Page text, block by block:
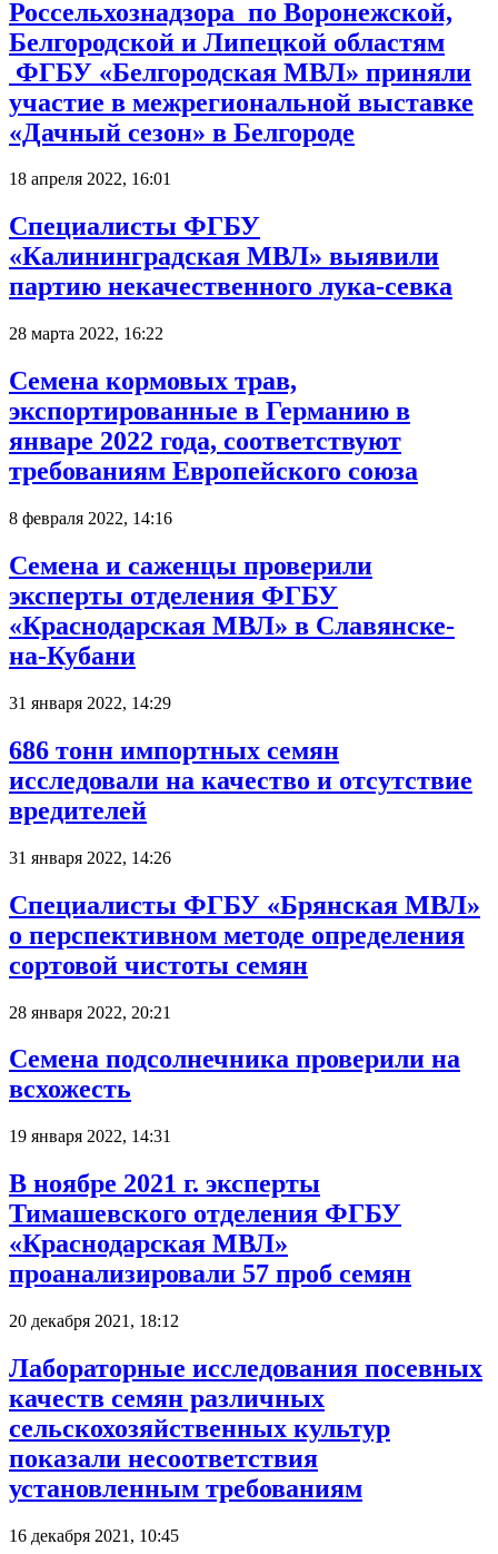
Россельхознадзора по Воронежской,
Белгородской и Липецкой областям
ФГБУ «Белгородская МВЛ» приняли
участие в межрегиональной выставке
«Дачный сезон» в Белгороде
18 апреля 2022, 16:01
Специалисты ФГБУ
«Калининградская МВЛ» выявили
партию некачественного лука-севка
28 марта 2022, 16:22
Семена кормовых трав,
экспортированные в Германию в
январе 2022 года, соответствуют
требованиям Европейского союза
8 февраля 2022, 14:16
Семена и саженцы проверили
эксперты отделения ФГБУ
«Краснодарская МВЛ» в Славянске-
на-Кубани
31 января 2022, 14:29
686 тонн импортных семян
исследовали на качество и отсутствие
вредителей
31 января 2022, 14:26
Специалисты ФГБУ «Брянская МВЛ»
о перспективном методе определения
сортовой чистоты семян
28 января 2022, 20:21
Семена подсолнечника проверили на
всхожесть
19 января 2022, 14:31
В ноябре 2021 г. эксперты
Тимашевского отделения ФГБУ
«Краснодарская МВЛ»
проанализировали 57 проб семян
20 декабря 2021, 18:12
Лабораторные исследования посевных
качеств семян различных
сельскохозяйственных культур
показали несоответствия
установленным требованиям
16 декабря 2021, 10:45